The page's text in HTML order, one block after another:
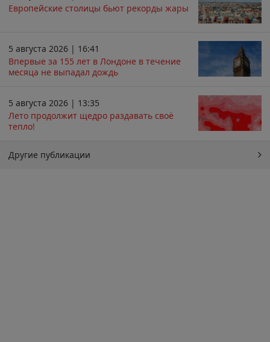
Европейские столицы бьют рекорды жары
5 августа 2026 | 16:41
Впервые за 155 лет в Лондоне в течение
месяца не выпадал дождь
5 августа 2026 | 13:35
Лето продолжит щедро раздавать своё
тепло!
Другие публикации